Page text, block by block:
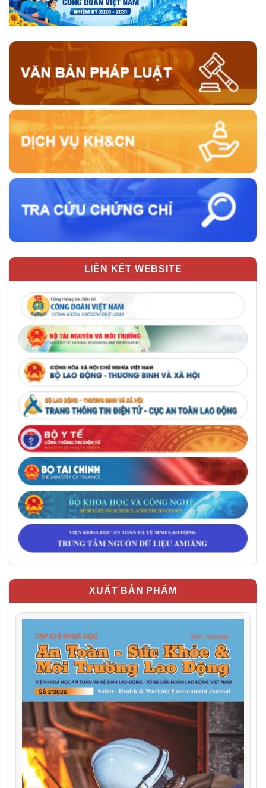
LIÊN KẾT WEBSITE
XUẤT BẢN PHẨM